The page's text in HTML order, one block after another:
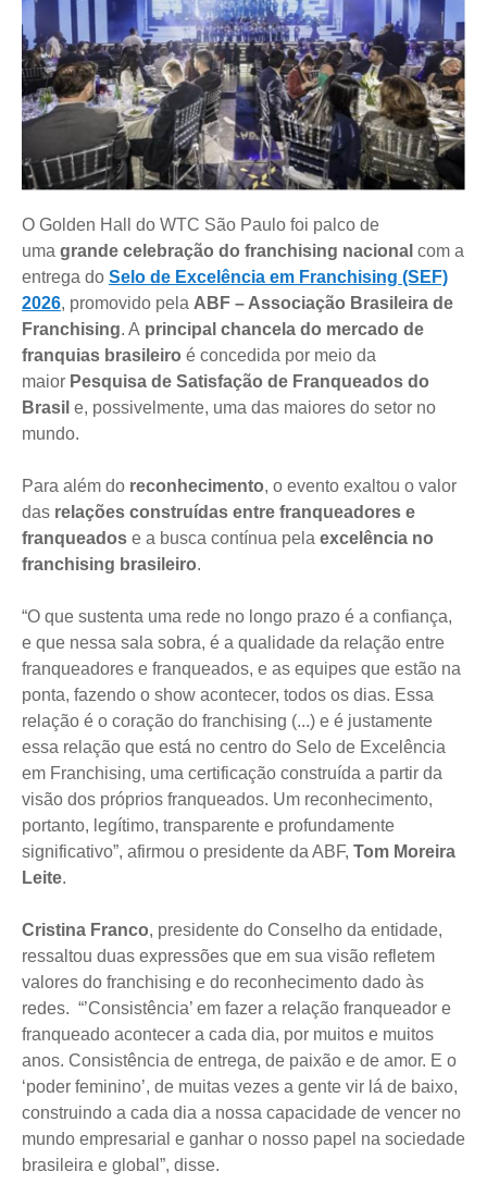
O Golden Hall do WTC São Paulo foi palco de
uma grande celebração do franchising nacional com a
entrega do Selo de Excelência em Franchising (SEF)
2026, promovido pela ABF – Associação Brasileira de
Franchising. A principal chancela do mercado de
franquias brasileiro é concedida por meio da
maior Pesquisa de Satisfação de Franqueados do
Brasil e, possivelmente, uma das maiores do setor no
mundo.
Para além do reconhecimento, o evento exaltou o valor
das relações construídas entre franqueadores e
franqueados e a busca contínua pela excelência no
franchising brasileiro.
“O que sustenta uma rede no longo prazo é a confiança,
e que nessa sala sobra, é a qualidade da relação entre
franqueadores e franqueados, e as equipes que estão na
ponta, fazendo o show acontecer, todos os dias. Essa
relação é o coração do franchising (...) e é justamente
essa relação que está no centro do Selo de Excelência
em Franchising, uma certificação construída a partir da
visão dos próprios franqueados. Um reconhecimento,
portanto, legítimo, transparente e profundamente
significativo”, afirmou o presidente da ABF, Tom Moreira
Leite.
Cristina Franco, presidente do Conselho da entidade,
ressaltou duas expressões que em sua visão refletem
valores do franchising e do reconhecimento dado às
redes. “’Consistência’ em fazer a relação franqueador e
franqueado acontecer a cada dia, por muitos e muitos
anos. Consistência de entrega, de paixão e de amor. E o
‘poder feminino’, de muitas vezes a gente vir lá de baixo,
construindo a cada dia a nossa capacidade de vencer no
mundo empresarial e ganhar o nosso papel na sociedade
brasileira e global”, disse.